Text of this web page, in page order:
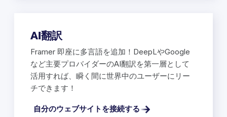
AI翻訳
Framer 即座に多言語を追加！DeepLやGoogle
など主要プロバイダーのAI翻訳を第一層として
活用すれば、瞬く間に世界中のユーザーにリー
チできます！
自分のウェブサイトを接続する